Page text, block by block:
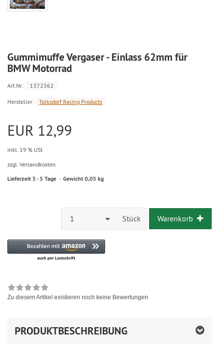
Gummimuffe Vergaser - Einlass 62mm für
BMW Motorrad
Art.Nr.: 1372362
Hersteller: Tolksdorf Racing Products
EUR 12,99
inkl. 19 % USt
zzgl. Versandkosten
Lieferzeit 3 - 5 Tage Gewicht 0,05 kg
1 Stück Warenkorb
Zu diesem Artikel existieren noch keine Bewertungen
PRODUKTBESCHREIBUNG